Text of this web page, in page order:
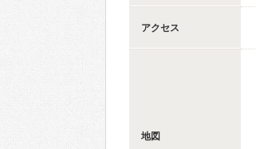
アクセス
地図